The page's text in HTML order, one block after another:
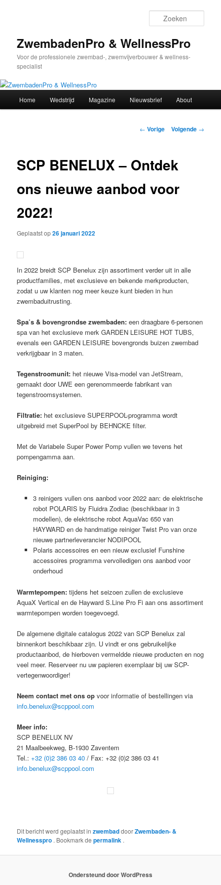
inhoudZwembadenPro & WellnessPro
Voor de professionele zwembad-, zwemvijverbouwer & wellness-
specialist
Home Wedstrijd Magazine Nieuwsbrief About
Bericht
← Vorige Volgende →
SCP BENELUX – Ontdek
ons nieuwe aanbod voor
2022!
Geplaatst op26 januari 2022
In 2022 breidt SCP Benelux zijn assortiment verder uit in alle
productfamilies, met exclusieve en bekende merkproducten,
zodat u uw klanten nog meer keuze kunt bieden in hun
zwembaduitrusting.
Spa’s & bovengrondse zwembaden: een draagbare 6-personen
spa van het exclusieve merk GARDEN LEISURE HOT TUBS,
evenals een GARDEN LEISURE bovengronds buizen zwembad
verkrijgbaar in 3 maten.
Tegenstroomunit: het nieuwe Visa-model van JetStream,
gemaakt door UWE een gerenommeerde fabrikant van
tegenstroomsystemen.
Filtratie: het exclusieve SUPERPOOL-programma wordt
uitgebreid met SuperPool by BEHNCKE filter.
Met de Variabele Super Power Pomp vullen we tevens het
pompengamma aan.
Reiniging:
3 reinigers vullen ons aanbod voor 2022 aan: de elektrische
robot POLARIS by Fluidra Zodiac (beschikbaar in 3
modellen), de elektrische robot AquaVac 650 van
HAYWARD en de handmatige reiniger Twist Pro van onze
nieuwe partnerleverancier NODIPOOL
Polaris accessoires en een nieuw exclusief Funshine
accessoires programma vervolledigen ons aanbod voor
onderhoud
Warmtepompen: tijdens het seizoen zullen de exclusieve
AquaX Vertical en de Hayward S.Line Pro Fi aan ons assortiment
warmtepompen worden toegevoegd.
De algemene digitale catalogus 2022 van SCP Benelux zal
binnenkort beschikbaar zijn. U vindt er ons gebruikelijke
productaanbod, de hierboven vermeldde nieuwe producten en nog
veel meer. Reserveer nu uw papieren exemplaar bij uw SCP-
vertegenwoordiger!
Neem contact met ons opvoor informatie of bestellingen via
info.benelux@scppool.com
Meer info:
SCP BENELUX NV
21 Maalbeekweg, B-1930 Zaventem
Tel.:+32 (0)2 386 03 40 / Fax: +32 (0)2 386 03 41
info.benelux@scppool.com
Dit bericht werd geplaatst inzwembaddoorZwembaden- &
Wellnesspro . Bookmark depermalink .
Ondersteund door WordPress